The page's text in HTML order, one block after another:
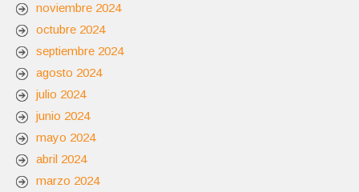
noviembre 2024
octubre 2024
septiembre 2024
agosto 2024
julio 2024
junio 2024
mayo 2024
abril 2024
marzo 2024